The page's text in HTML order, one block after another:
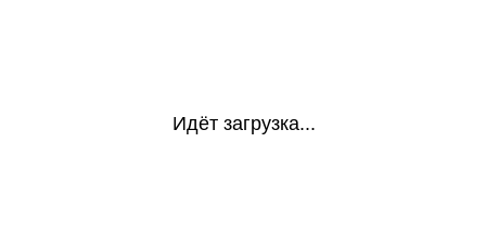
Идёт загрузка...